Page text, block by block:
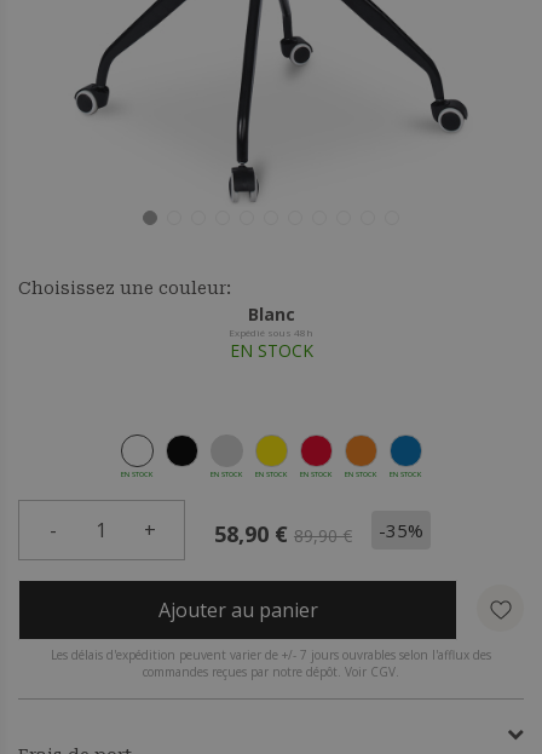
Choisissez une couleur:
Blanc
Expédié sous 48h
EN STOCK
EN STOCK EN STOCK EN STOCK EN STOCK EN STOCK EN STOCK
- 1 + 58,90 € 89,90 € -35%
Ajouter au panier
Les délais d'expédition peuvent varier de +/- 7 jours ouvrables selon l'afflux des
commandes reçues par notre dépôt. Voir CGV.